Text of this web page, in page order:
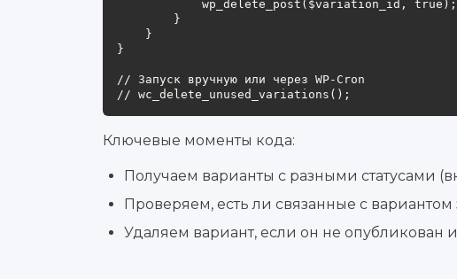
}
// Запуск вручную или через WP-Cron
// wc_delete_unused_variations();
Ключевые моменты кода:
Получаем варианты с разными статусами
Проверяем, есть ли связанные с
Удаляем вариант, если он не опубликован и